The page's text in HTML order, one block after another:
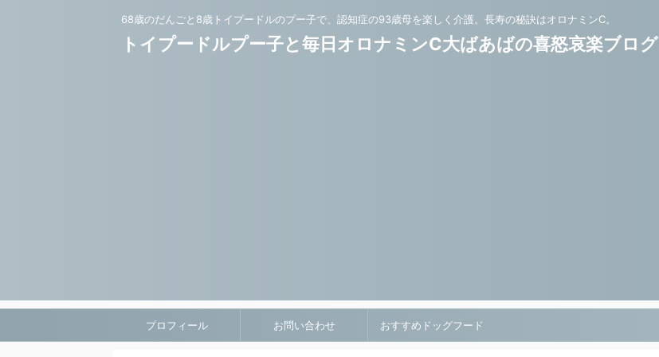
68歳のだんごと8歳トイプードルのプー子で、認知症の93歳母を楽しく介護。長寿の秘訣はオロナミンC。
トイプードルプー子と毎日オロナミンC大ばあばの喜怒哀楽ブログ
プロフィール お問い合わせ おすすめドッグフード